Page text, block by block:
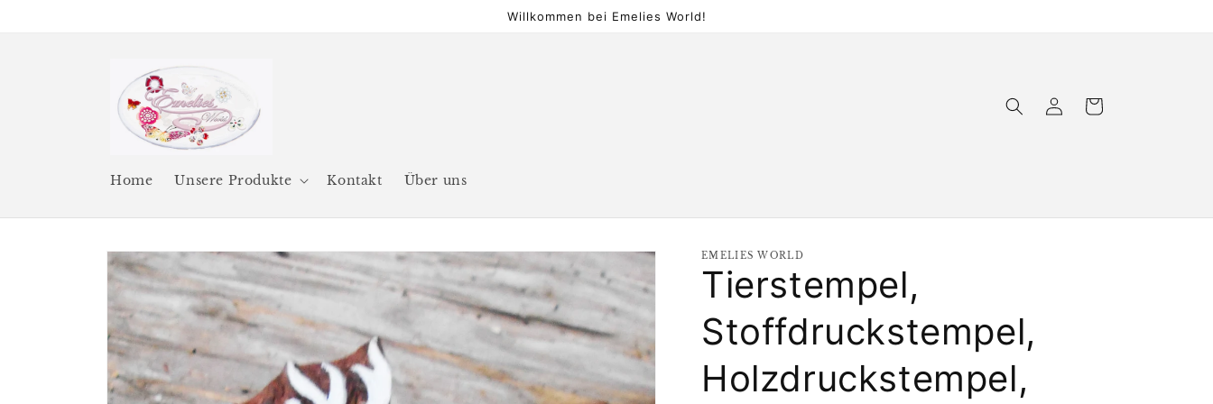
Willkommen bei Emelies World!
Home Unsere Produkte Kontakt Über uns
EinloggenWarenkorb
Produktinformationen
springen
EMELIES WORLD
Tierstempel,
Stoffdruckstempel,
Holzdruckstempel,